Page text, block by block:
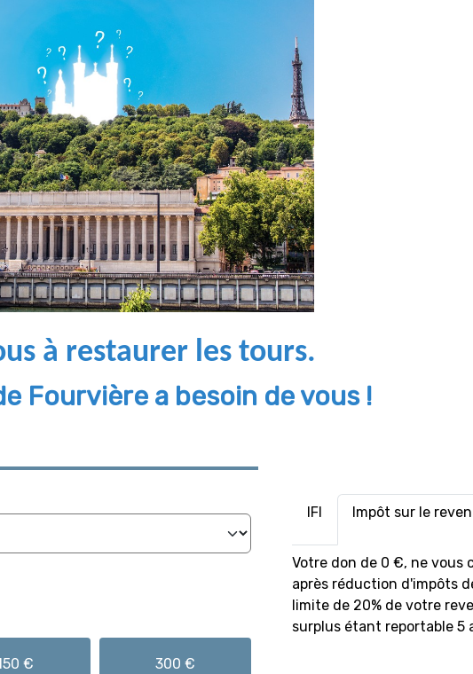
à restaurer les tours.
Fourvière a besoin de vous !
€ 300 €
IFI Impôt sur le
Votre don de 0 €, ne vous
après réduction d'impôts
limite de 20% de votre
surplus étant reportable 5